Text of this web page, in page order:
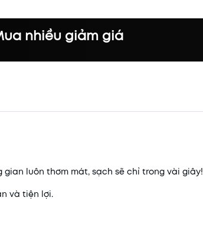
nhiều giảm giá
gian luôn thơm mát, sạch sẽ chỉ trong vài giây!
và tiện lợi.